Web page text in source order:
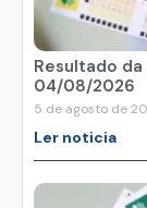
Resultado
04/08/2026
5 de agosto de
Ler noticia